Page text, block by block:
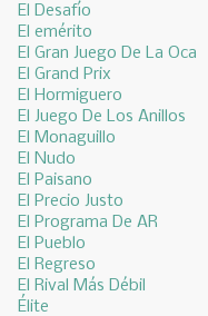
El Desafío
El emérito
El Gran Juego De La Oca
El Grand Prix
El Hormiguero
El Juego De Los Anillos
El Monaguillo
El Nudo
El Paisano
El Precio Justo
El Programa De AR
El Pueblo
El Regreso
El Rival Más Débil
Élite